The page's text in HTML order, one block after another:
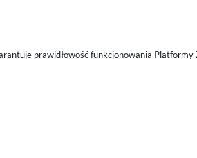
prawidłowość funkcjonowania